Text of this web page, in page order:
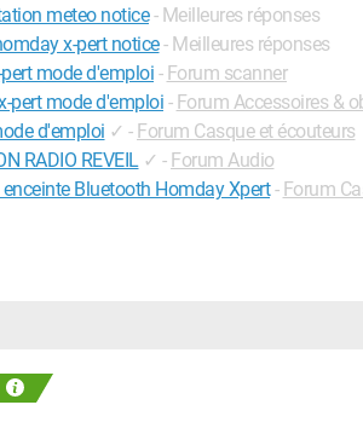
meteo notice - Meilleures réponses
x-pert notice- Meilleures réponses
mode d'emploi - Forum scanner
pert mode d'emploi - Forum Accessoires &
d'emploi ✓ - Forum Casque et écouteurs
RADIO REVEIL ✓ - Forum Audio
Bluetooth Homday Xpert - Forum